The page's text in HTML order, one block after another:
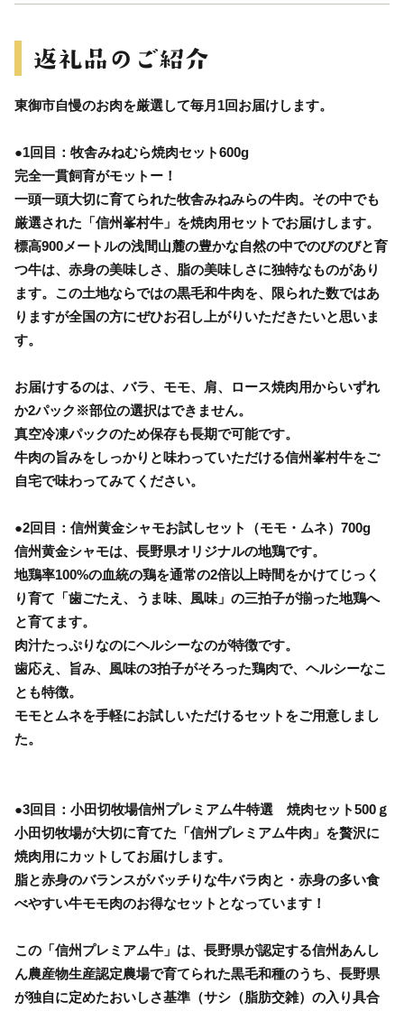
東御市自慢のお肉を厳選して毎月1回お届けします。
●1回目：牧舎みねむら焼肉セット600g
完全一貫飼育がモットー！
一頭一頭大切に育てられた牧舎みねみらの牛肉。その中でも
厳選された「信州峯村牛」を焼肉用セットでお届けします。
標高900メートルの浅間山麓の豊かな自然の中でのびのびと育
つ牛は、赤身の美味しさ、脂の美味しさに独特なものがあり
ます。この土地ならではの黒毛和牛肉を、限られた数ではあ
りますが全国の方にぜひお召し上がりいただきたいと思いま
す。
お届けするのは、バラ、モモ、肩、ロース焼肉用からいずれ
か2パック※部位の選択はできません。
真空冷凍パックのため保存も長期で可能です。
牛肉の旨みをしっかりと味わっていただける信州峯村牛をご
自宅で味わってみてください。
●2回目：信州黄金シャモお試しセット（モモ・ムネ）700g
信州黄金シャモは、長野県オリジナルの地鶏です。
地鶏率100%の血統の鶏を通常の2倍以上時間をかけてじっく
り育て「歯ごたえ、うま味、風味」の三拍子が揃った地鶏へ
と育てます。
肉汁たっぷりなのにヘルシーなのが特徴です。
歯応え、旨み、風味の3拍子がそろった鶏肉で、ヘルシーなこ
とも特徴。
モモとムネを手軽にお試しいただけるセットをご用意しまし
た。
●3回目：小田切牧場信州プレミアム牛特選 焼肉セット500ｇ
小田切牧場が大切に育てた「信州プレミアム牛肉」を贅沢に
焼肉用にカットしてお届けします。
脂と赤身のバランスがバッチりな牛バラ肉と・赤身の多い食
べやすい牛モモ肉のお得なセットとなっています！
この「信州プレミアム牛」は、長野県が認定する信州あんし
ん農産物生産認定農場で育てられた黒毛和種のうち、長野県
が独自に定めたおいしさ基準（サシ（脂肪交雑）の入り具合